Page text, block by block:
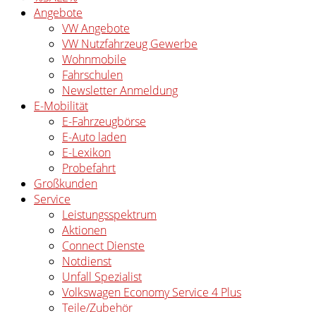
Angebote
VW Angebote
VW Nutzfahrzeug Gewerbe
Wohnmobile
Fahrschulen
Newsletter Anmeldung
E-Mobilität
E-Fahrzeugbörse
E-Auto laden
E-Lexikon
Probefahrt
Großkunden
Service
Leistungsspektrum
Aktionen
Connect Dienste
Notdienst
Unfall Spezialist
Volkswagen Economy Service 4 Plus
Teile/Zubehör